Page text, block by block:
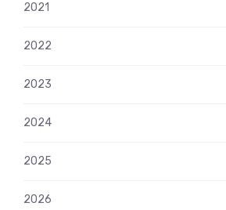
2021
2022
2023
2024
2025
2026